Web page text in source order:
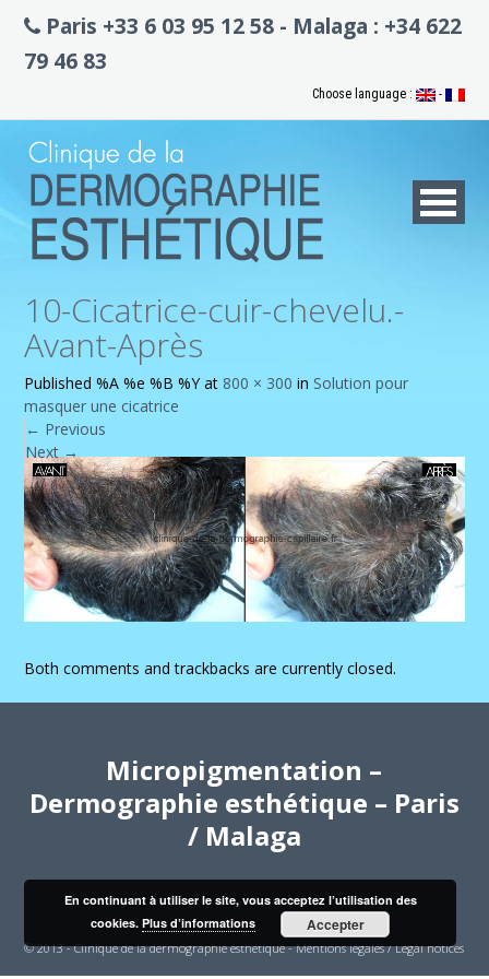
Paris +33 6 03 95 12 58 - Malaga : +34 622
79 46 83
Choose language : -
10-Cicatrice-cuir-chevelu.-
Avant-Après
Published%A %e %B %Yat 800 × 300 in Solution pour
masquer une cicatrice
← Previous
Next→
Both comments and trackbacks are currently closed.
Micropigmentation –
Dermographie esthétique – Paris
/ Malaga
© 2013 - Clinique de la dermographie esthétique -Mentions légales / Legal notices
En continuant à utiliser le site, vous acceptez l’utilisation des
cookies.Plus d’informations Accepter